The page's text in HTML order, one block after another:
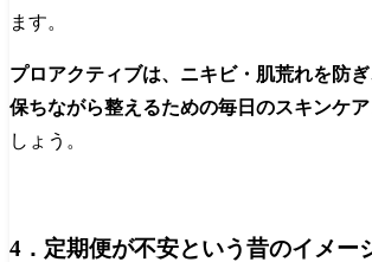
ます。
プロアクティブは、ニキビ・肌荒れを防
保ちながら整えるための毎日のスキンケア
しょう。
4．定期便が不安という昔のイメー